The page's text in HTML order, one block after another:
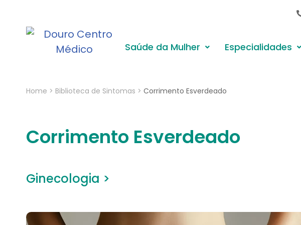
Saúde da Mulher Especialidades
Home > Biblioteca de Sintomas > Corrimento Esverdeado
Corrimento Esverdeado
Ginecologia >